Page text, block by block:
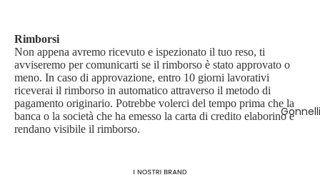
Rimborsi
Non appena avremo ricevuto e ispezionato il tuo reso, ti
avviseremo per comunicarti se il rimborso è stato approvato o
meno. In caso di approvazione, entro 10 giorni lavorativi
riceverai il rimborso in automatico attraverso il metodo di
pagamento originario. Potrebbe volerci del tempo prima che la
banca o la società che ha emesso la carta di credito elaborino e
rendano visibile il rimborso.